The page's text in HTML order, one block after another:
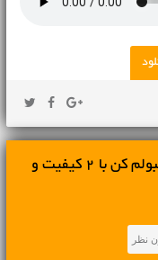
دانلود آهنگ جديد غلامرضا صنعتگر قبولم کن با 2 کیفیت و
نظر